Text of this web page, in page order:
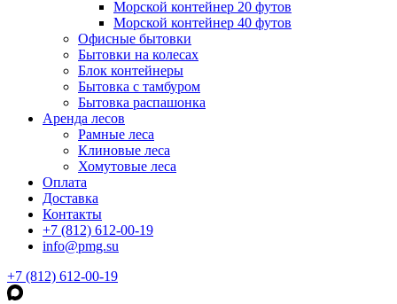
Морской контейнер 20 футов
Морской контейнер 40 футов
Офисные бытовки
Бытовки на колесах
Блок контейнеры
Бытовка с тамбуром
Бытовка распашонка
Аренда лесов
Рамные леса
Клиновые леса
Хомутовые леса
Оплата
Доставка
Контакты
+7 (812) 612-00-19
info@pmg.su
+7 (812) 612-00-19